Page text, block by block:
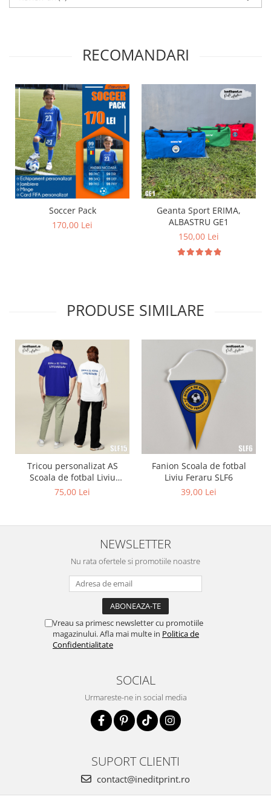
RECOMANDARI
Soccer Pack
170,00 Lei
Geanta Sport ERIMA,
ALBASTRU GE1
150,00 Lei
PRODUSE SIMILARE
Tricou personalizat AS
Scoala de fotbal Liviu
Feraru SLF15
75,00 Lei
Fanion Scoala de fotbal
Liviu Feraru SLF6
39,00 Lei
NEWSLETTER
Nu rata ofertele si promotiile noastre
Vreau sa primesc newsletter cu promotiile
magazinului. Afla mai multe in Politica de
Confidentialitate
SOCIAL
Urmareste-ne in social media
SUPORT CLIENTI
contact@ineditprint.ro